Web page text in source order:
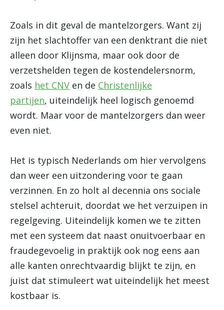
Zoals in dit geval de mantelzorgers. Want zij
zijn het slachtoffer van een denktrant die niet
alleen door Klijnsma, maar ook door de
verzetshelden tegen de kostendelersnorm,
zoals het CNV en de Christenlijke
partijen, uiteindelijk heel logisch genoemd
wordt. Maar voor de mantelzorgers dan weer
even niet.
Het is typisch Nederlands om hier vervolgens
dan weer een uitzondering voor te gaan
verzinnen. En zo holt al decennia ons sociale
stelsel achteruit, doordat we het verzuipen in
regelgeving. Uiteindelijk komen we te zitten
met een systeem dat naast onuitvoerbaar en
fraudegevoelig in praktijk ook nog eens aan
alle kanten onrechtvaardig blijkt te zijn, en
juist dat stimuleert wat uiteindelijk het meest
kostbaar is.